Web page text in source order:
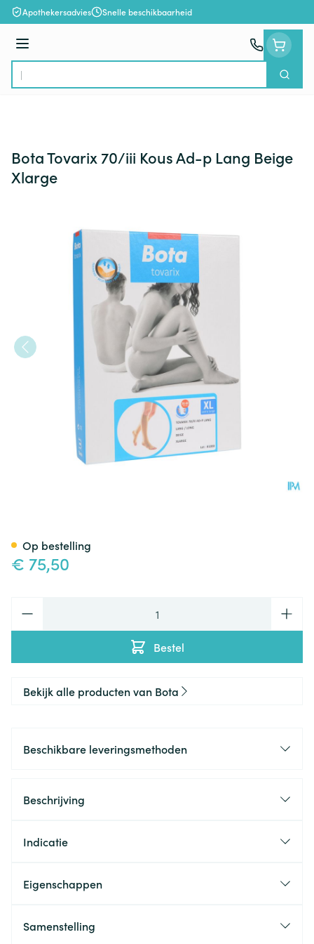
Ga naar de inhoud
Apothekersadvies Snelle beschikbaarheid
Menu
Product, merk, categorie...
Zoek
Bota Tovarix 70/iii Kous Ad-p Lang Beige
Xlarge
€ 75,50
Bestel
Op bestelling
Bekijk alle producten van Bota
Beschikbare leveringsmethoden
Beschrijving
Indicatie
Eigenschappen
Samenstelling